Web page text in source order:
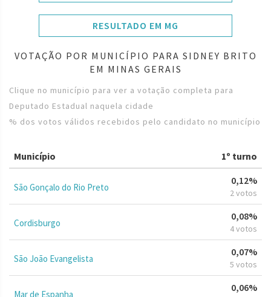
RESULTADO EM MG
VOTAÇÃO POR MUNICÍPIO PARA SIDNEY BRITO
EM MINAS GERAIS
Clique no município para ver a votação completa para
Deputado Estadual naquela cidade
% dos votos válidos recebidos pelo candidato no município
Município 1º turno
São Gonçalo do Rio Preto
0,12%
2 votos
Cordisburgo
0,08%
4 votos
São João Evangelista
0,07%
5 votos
Mar de Espanha
0,06%